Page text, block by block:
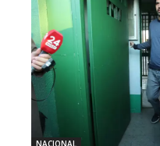
NACIONAL